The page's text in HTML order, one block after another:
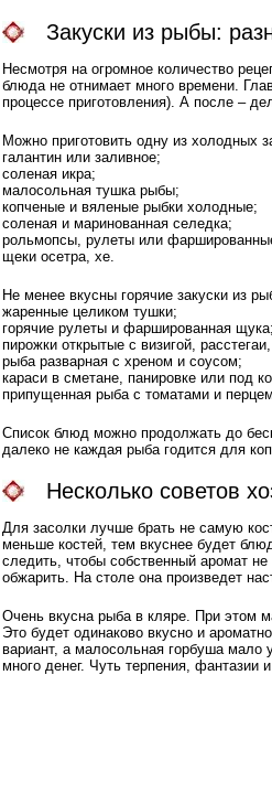
Закуски из рыбы:
Несмотря на огромное количество
блюда не отнимает много времени.
процессе приготовления). А после –
Можно приготовить одну из холодных
галантин или заливное;
соленая икра;
малосольная тушка рыбы;
копченые и вяленые рыбки холодные;
соленая и маринованная селедка;
рольмопсы, рулеты или
щеки осетра, хе.
Не менее вкусны горячие закуски из
жаренные целиком тушки;
горячие рулеты и фаршированная щука;
пирожки открытые с визигой,
рыба разварная с хреном и соусом;
караси в сметане, панировке или под
припущенная рыба с томатами и
Список блюд можно продолжать до
далеко не каждая рыба годится для
Несколько советов
Для засолки лучше брать не самую
меньше костей, тем вкуснее будет
следить, чтобы собственный аромат
обжарить. На столе она произведет
Очень вкусна рыба в кляре. При этом
Это будет одинаково вкусно и
вариант, а малосольная горбуша мало
много денег. Чуть терпения, фантазии